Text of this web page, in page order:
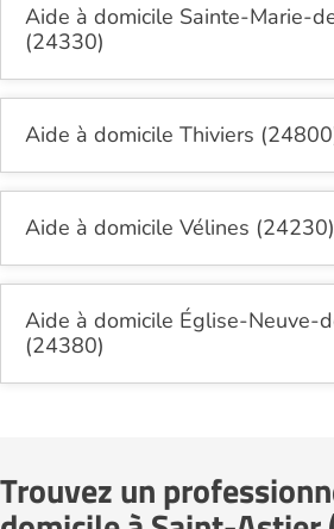
Aide à domicile Sainte-Marie-
(24330)
Aide à domicile Thiviers
Aide à domicile Vélines (24230)
Aide à domicile Église-Neuve-
(24380)
Trouvez un